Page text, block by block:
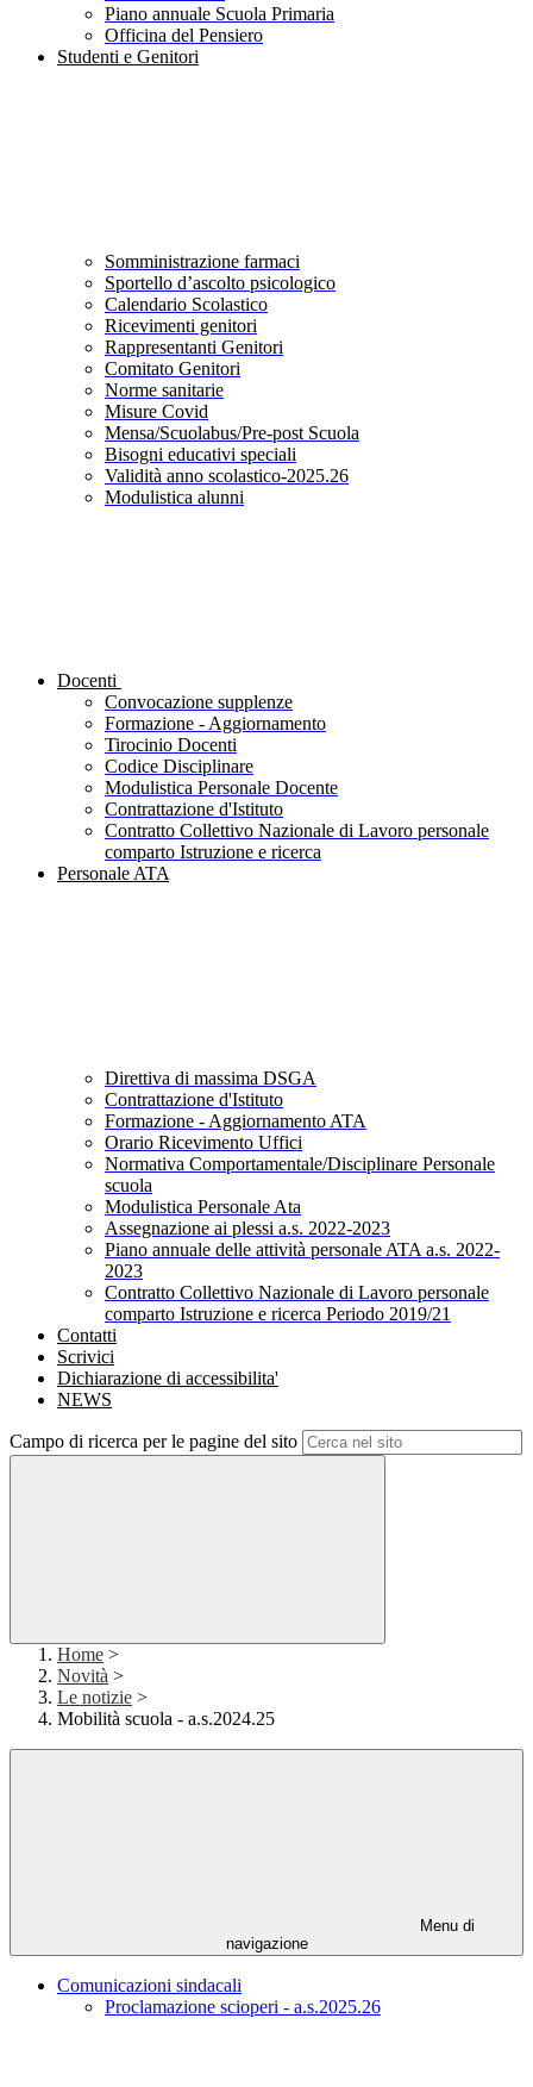
Piano annuale Scuola Primaria
Officina del Pensiero
Studenti e Genitori
Somministrazione farmaci
Sportello d’ascolto psicologico
Calendario Scolastico
Ricevimenti genitori
Rappresentanti Genitori
Comitato Genitori
Norme sanitarie
Misure Covid
Mensa/Scuolabus/Pre-post Scuola
Bisogni educativi speciali
Validità anno scolastico-2025.26
Modulistica alunni
Docenti
Convocazione supplenze
Formazione - Aggiornamento
Tirocinio Docenti
Codice Disciplinare
Modulistica Personale Docente
Contrattazione d'Istituto
Contratto Collettivo Nazionale di Lavoro personale
comparto Istruzione e ricerca
Personale ATA
Direttiva di massima DSGA
Contrattazione d'Istituto
Formazione - Aggiornamento ATA
Orario Ricevimento Uffici
Normativa Comportamentale/Disciplinare Personale
scuola
Modulistica Personale Ata
Assegnazione ai plessi a.s. 2022-2023
Piano annuale delle attività personale ATA a.s. 2022-
2023
Contratto Collettivo Nazionale di Lavoro personale
comparto Istruzione e ricerca Periodo 2019/21
Contatti
Scrivici
Dichiarazione di accessibilita'
NEWS
Campo di ricerca per le pagine del sito
Home >
Novità >
Le notizie >
Mobilità scuola - a.s.2024.25
Menu di
navigazione
Comunicazioni sindacali
Proclamazione scioperi - a.s.2025.26